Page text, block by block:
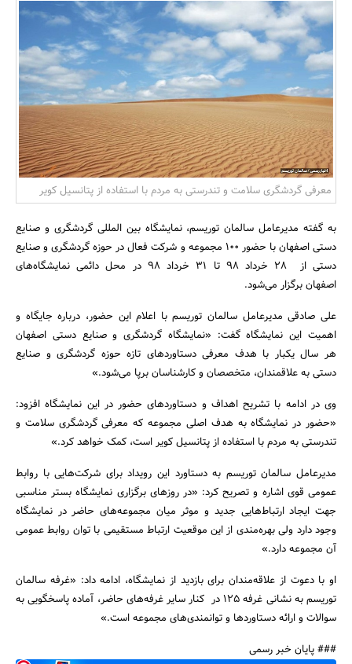
بانک، بیمه و سرمایه
مسکن و ساختمان
جستجو
معرفی گردشگری سلامت و تندرستی به مردم با استفاده از پتانسیل کویر
به گفته مدیرعامل سالمان توریسم، نمایشگاه بین المللی گردشگری و صنایع
دستی اصفهان با حضور 100 مجموعه و شرکت فعال در حوزه گردشگری و صنایع
دستی از 28 خرداد 98 تا 31 خرداد 98 در محل دائمی نمایشگاه‌های
اصفهان برگزار می‌شود.
علی صادقی مدیرعامل سالمان توریسم با اعلام این حضور، درباره جایگاه و
اهمیت این نمایشگاه گفت: «نمایشگاه گردشگری و صنایع دستی اصفهان
هر سال یکبار با هدف معرفی دستاوردهای تازه حوزه گردشگری و صنایع
دستی به علاقمندان، متخصصان و کارشناسان برپا می‌شود.»
وی در ادامه با تشریح اهداف و دستاوردهای حضور در این نمایشگاه افزود:
«حضور در نمایشگاه به هدف اصلی مجموعه که معرفی گردشگری سلامت و
تندرستی به مردم با استفاده از پتانسیل کویر است، کمک خواهد کرد.»
مدیرعامل سالمان توریسم به دستاورد این رویداد برای شرکت‌هایی با روابط
عمومی قوی اشاره و تصریح کرد: «در روزهای برگزاری نمایشگاه بستر مناسبی
جهت ایجاد ارتباط‌هایی جدید و موثر میان مجموعه‌های حاضر در نمایشگاه
وجود دارد ولی بهره‌مندی از این موقعیت ارتباط مستقیمی با توان روابط عمومی
آن مجموعه دارد.»
او با دعوت از علاقه‌مندان برای بازدید از نمایشگاه، ادامه داد: «غرفه سالمان
توریسم به نشانی غرفه 125 در کنار سایر غرفه‌های حاضر، آماده پاسخگویی به
سوالات و ارائه دستاوردها و توانمندی‌های مجموعه است.»
### پایان خبر رسمی